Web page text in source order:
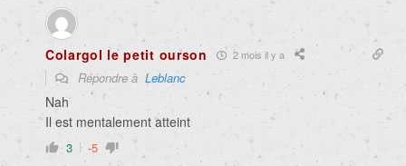
Colargol le petit ourson 2 mois il y a
Répondre à Leblanc
Nah
Il est mentalement atteint
3 -5